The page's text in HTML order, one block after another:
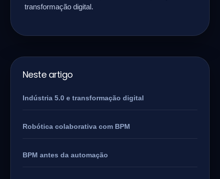
transformação digital.
Neste artigo
Indústria 5.0 e transformação digital
Robótica colaborativa com BPM
BPM antes da automação